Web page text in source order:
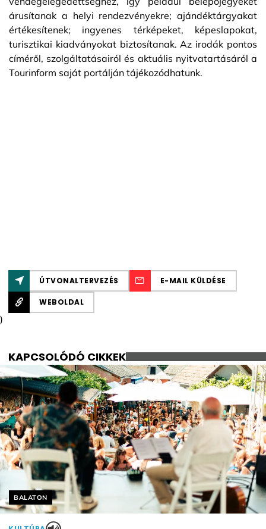
árusítanak a helyi rendezvényekre; ajándéktárgyakat
értékesítenek; ingyenes térképeket, képeslapokat,
turisztikai kiadványokat biztosítanak. Az irodák pontos
címéről, szolgáltatásairól és aktuális nyitvatartásáról a
Tourinform saját portálján tájékozódhatunk.
ÚTVONALTERVEZÉS E-MAIL KÜLDÉSE
WEBOLDAL
)
KAPCSOLÓDÓ CIKKEK
Helyszín címkék:
BALATON